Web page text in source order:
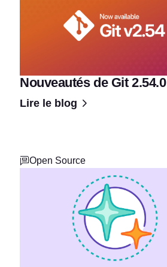
Nouveautés de Git 2.54.0
Lire le blog
Open Source